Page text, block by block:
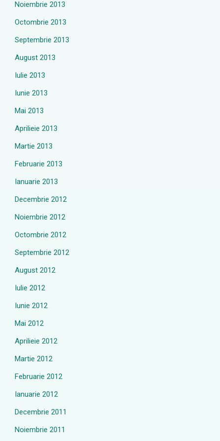
Noiembrie 2013
Octombrie 2013
Septembrie 2013
August 2013
Iulie 2013
Iunie 2013
Mai 2013
Aprilieie 2013
Martie 2013
Februarie 2013
Ianuarie 2013
Decembrie 2012
Noiembrie 2012
Octombrie 2012
Septembrie 2012
August 2012
Iulie 2012
Iunie 2012
Mai 2012
Aprilieie 2012
Martie 2012
Februarie 2012
Ianuarie 2012
Decembrie 2011
Noiembrie 2011